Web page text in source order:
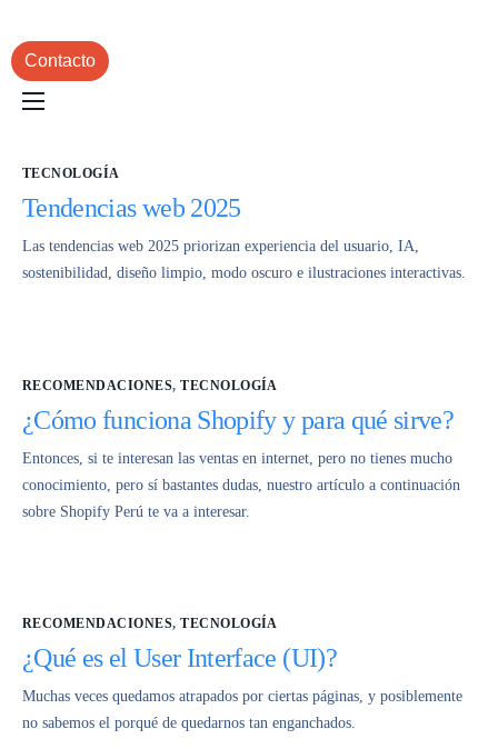
Servicios
Blog
Contacto
TECNOLOGÍA
Tendencias web 2025
Las tendencias web 2025 priorizan experiencia del usuario, IA,
sostenibilidad, diseño limpio, modo oscuro e ilustraciones interactivas.
RECOMENDACIONES,TECNOLOGÍA
¿Cómo funciona Shopify y para qué sirve?
Entonces, si te interesan las ventas en internet, pero no tienes mucho
conocimiento, pero sí bastantes dudas, nuestro artículo a continuación
sobre Shopify Perú te va a interesar.
RECOMENDACIONES,TECNOLOGÍA
¿Qué es el User Interface (UI)?
Muchas veces quedamos atrapados por ciertas páginas, y posiblemente
no sabemos el porqué de quedarnos tan enganchados.